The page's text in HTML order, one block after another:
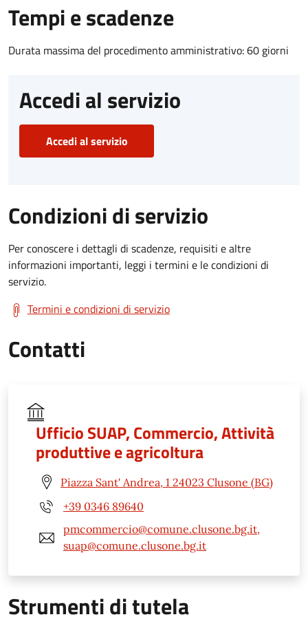
Tempi e scadenze
Durata massima del procedimento amministrativo: 60 giorni
Accedi al servizio
Accedi al servizio
Condizioni di servizio
Per conoscere i dettagli di scadenze, requisiti e altre
informazioni importanti, leggi i termini e le condizioni di
servizio.
Termini e condizioni di servizio
Contatti
Ufficio SUAP, Commercio, Attività
produttive e agricoltura
Piazza Sant' Andrea, 1 24023 Clusone (BG)
+39 0346 89640
pmcommercio@comune.clusone.bg.it,
suap@comune.clusone.bg.it
Strumenti di tutela